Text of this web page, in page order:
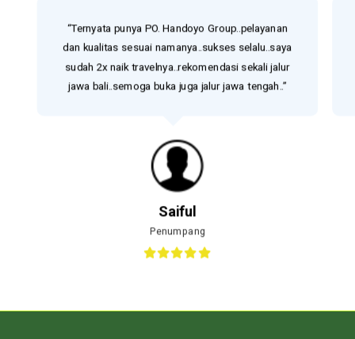
“Ternyata punya PO. Handoyo Group..pelayanan
dan kualitas sesuai namanya..sukses selalu..saya
sudah 2x naik travelnya..rekomendasi sekali jalur
jawa bali..semoga buka juga jalur jawa tengah..”
Saiful
Penumpang